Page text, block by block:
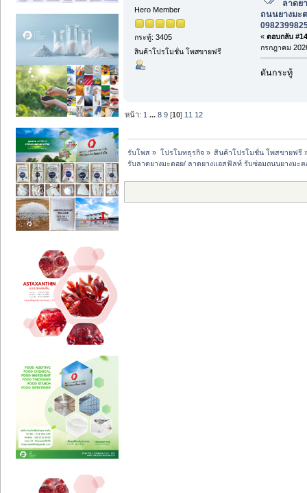
Hero Member
กระทู้: 3405
สินค้าโปรโมชั่น โพสขายฟรี
ลาดย
ถนนยางมะ
« ตอบกลับ
กรกฎาคม
ดันกระทู้
หน้า: 1 ...8 9 [10] 11 12
รับโพส » โปรโมทธุรกิจ» สินค้าโปรโมชั่น โพสขายฟรี
รับลาดยางมะตอย/ ลาดยางแอสฟัลท์ รับซ่อมถนนยางมะต